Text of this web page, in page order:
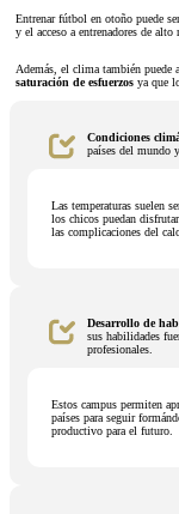
Entrenar fútbol en otoño puede
y el acceso a entrenadores de alto
Además, el clima también puede
saturación de esfuerzos ya que
Condiciones
países del mundo
Las temperaturas suelen
los chicos puedan
las complicaciones del
Desarrollo de
sus habilidades
profesionales.
Estos campus permiten
países para seguir
productivo para el futuro.